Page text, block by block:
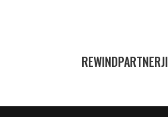
REWINDPARTNERJI